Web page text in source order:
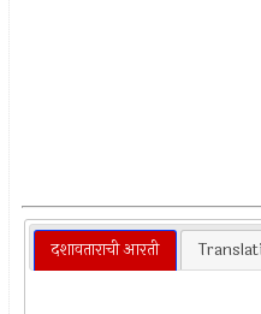
दशावताराची आरती